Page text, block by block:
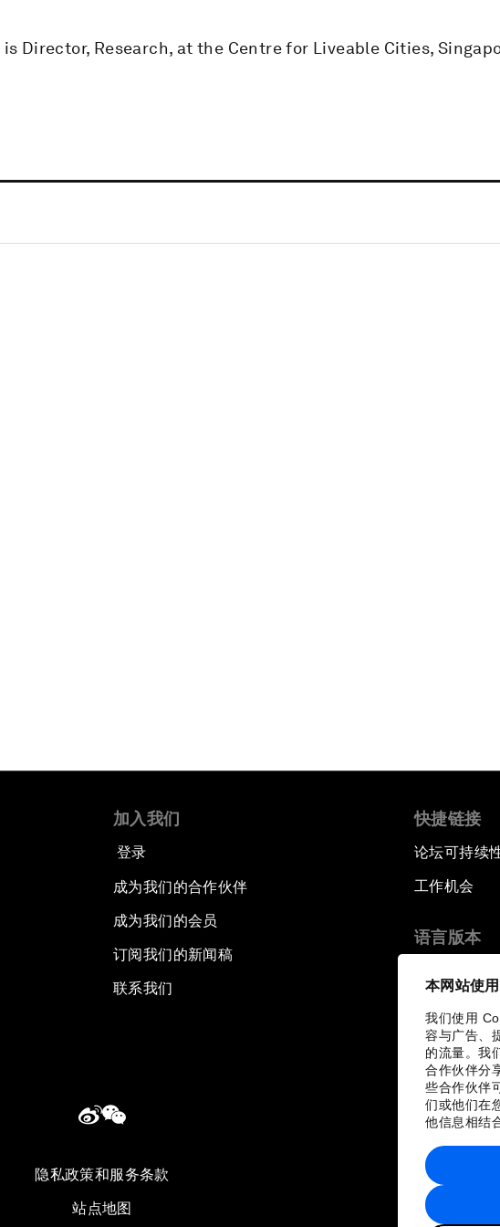
本网站使
我们使用
容与广告、
的流量。我
合作伙伴分
些合作伙伴
们或他们在
他信息相结
is Director, Research, at the Centre for Liveable Cities,
加入我们
登录
成为我们的合作伙伴
成为我们的会员
订阅我们的新闻稿
联系我们
快捷链接
论坛可持续
工作机会
语言版本
隐私政策和服务条款
站点地图